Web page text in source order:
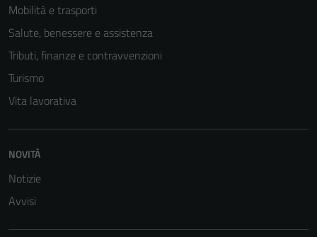
Mobilità e trasporti
Salute, benessere e assistenza
Tributi, finanze e contravvenzioni
Turismo
Vita lavorativa
NOVITÀ
Notizie
Avvisi